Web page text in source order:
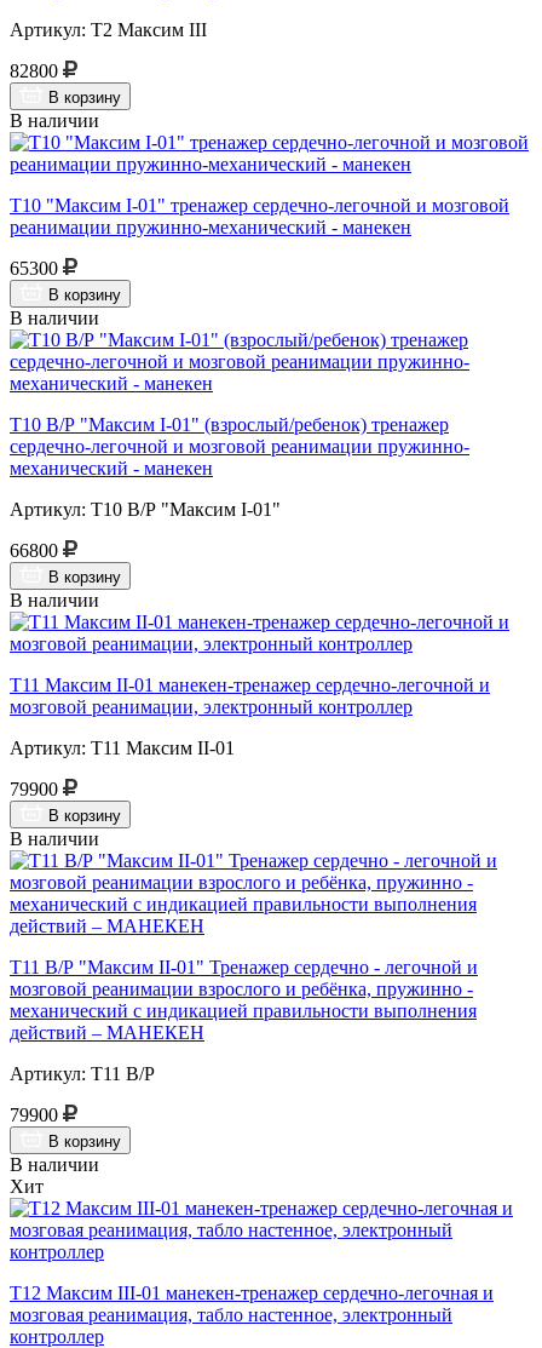
Артикул: Т2 Максим III
82800
В корзину
В наличии
Т10 "Максим I-01" тренажер сердечно-легочной и мозговой
реанимации пружинно-механический - манекен
65300
В корзину
В наличии
Т10 В/Р "Максим I-01" (взрослый/ребенок) тренажер
сердечно-легочной и мозговой реанимации пружинно-
механический - манекен
Артикул: Т10 В/Р "Максим I-01"
66800
В корзину
В наличии
Т11 Максим II-01 манекен-тренажер сердечно-легочной и
мозговой реанимации, электронный контроллер
Артикул: Т11 Максим II-01
79900
В корзину
В наличии
Т11 В/Р "Максим II-01" Тренажер сердечно - легочной и
мозговой реанимации взрослого и ребёнка, пружинно -
механический с индикацией правильности выполнения
действий – МАНЕКЕН
Артикул: Т11 В/Р
79900
В корзину
В наличии
Хит
Т12 Максим III-01 манекен-тренажер сердечно-легочная и
мозговая реанимация, табло настенное, электронный
контроллер